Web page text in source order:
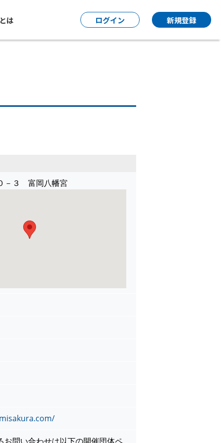
は ログイン 新規登録
－３ 富岡八幡宮